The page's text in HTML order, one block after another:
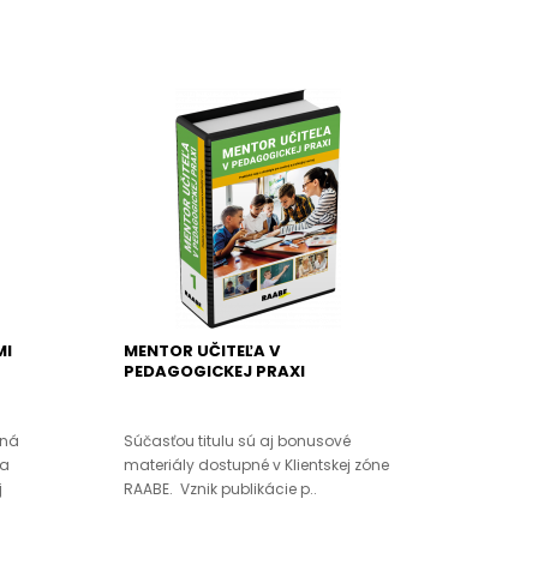
MENTOR UČITEĽA V
PEDAGOGICKEJ PRAXI
Súčasťou titulu sú aj bonusové
materiály dostupné v Klientskej zóne
RAABE. Vznik publikácie p..